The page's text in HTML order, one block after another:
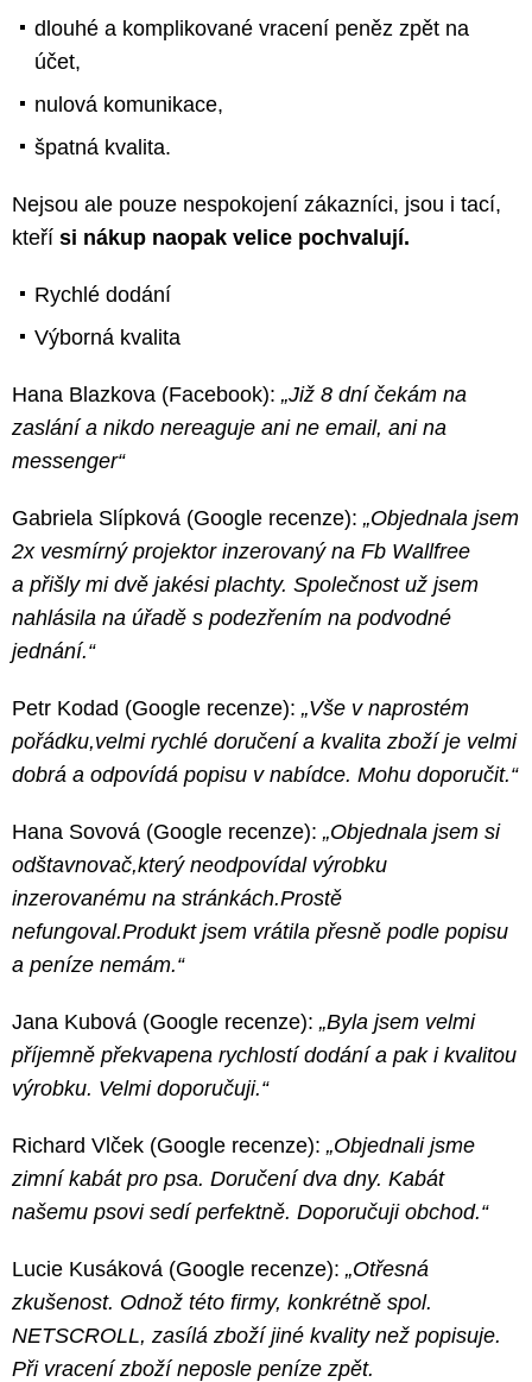
dlouhé a komplikované vracení peněz zpět na
účet,
nulová komunikace,
špatná kvalita.
Nejsou ale pouze nespokojení zákazníci, jsou i tací,
kteří si nákup naopak velice pochvalují.
Rychlé dodání
Výborná kvalita
Hana Blazkova (Facebook): „Již 8 dní čekám na
zaslání a nikdo nereaguje ani ne email, ani na
messenger“
Gabriela Slípková (Google recenze): „Objednala jsem
2x vesmírný projektor inzerovaný na Fb Wallfree
a přišly mi dvě jakési plachty. Společnost už jsem
nahlásila na úřadě s podezřením na podvodné
jednání.“
Petr Kodad (Google recenze): „Vše v naprostém
pořádku,velmi rychlé doručení a kvalita zboží je velmi
dobrá a odpovídá popisu v nabídce. Mohu doporučit.“
Hana Sovová (Google recenze): „Objednala jsem si
odštavnovač,který neodpovídal výrobku
inzerovanému na stránkách.Prostě
nefungoval.Produkt jsem vrátila přesně podle popisu
a peníze nemám.“
Jana Kubová (Google recenze): „Byla jsem velmi
příjemně překvapena rychlostí dodání a pak i kvalitou
výrobku. Velmi doporučuji.“
Richard Vlček (Google recenze): „Objednali jsme
zimní kabát pro psa. Doručení dva dny. Kabát
našemu psovi sedí perfektně. Doporučuji obchod.“
Lucie Kusáková (Google recenze): „Otřesná
zkušenost. Odnož této firmy, konkrétně spol.
NETSCROLL, zasílá zboží jiné kvality než popisuje.
Při vracení zboží neposle peníze zpět.